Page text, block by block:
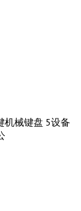
机械键盘 5设备